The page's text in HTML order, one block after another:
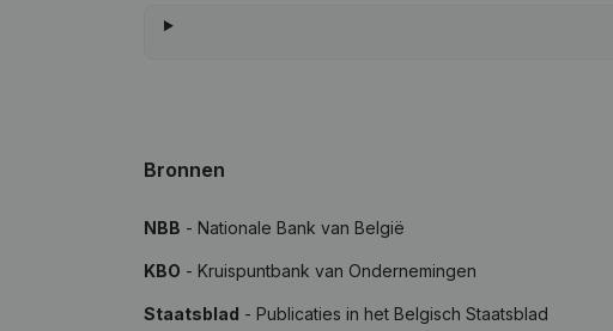
Bronnen
NBB - Nationale Bank van België
KBO - Kruispuntbank van Ondernemingen
Staatsblad - Publicaties in het Belgisch Staatsblad